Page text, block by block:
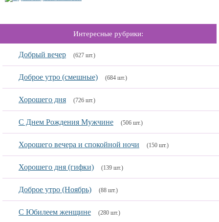
Интересные рубрики:
Добрый вечер (627 шт.)
Доброе утро (смешные) (684 шт.)
Хорошего дня (726 шт.)
С Днем Рождения Мужчине (506 шт.)
Хорошего вечера и спокойной ночи (150 шт.)
Хорошего дня (гифки) (139 шт.)
Доброе утро (Ноябрь) (88 шт.)
С Юбилеем женщине (280 шт.)